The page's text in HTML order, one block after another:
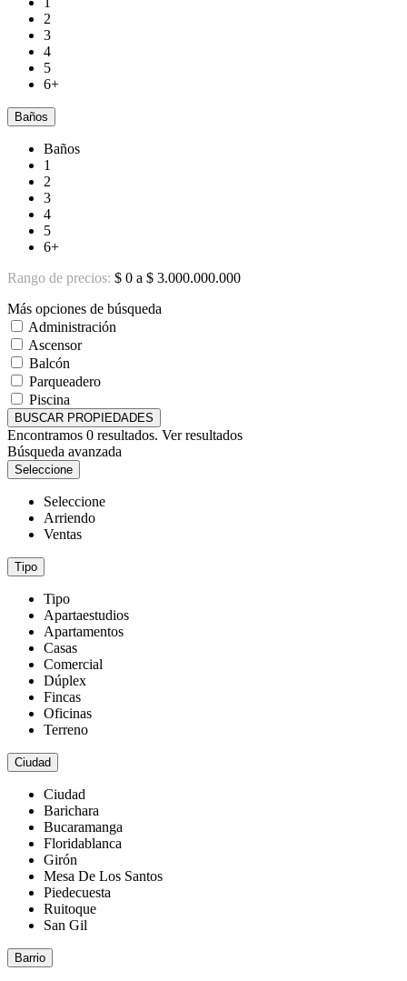
2
3
4
5
6+
Baños
Baños
1
2
3
4
5
6+
Rango de precios: $ 0 a $ 3.000.000.000
Más opciones de búsqueda
Administración
Ascensor
Balcón
Parqueadero
Piscina
BUSCAR PROPIEDADES
Encontramos 0 resultados. Ver resultados
Búsqueda avanzada
Seleccione
Seleccione
Arriendo
Ventas
Tipo
Tipo
Apartaestudios
Apartamentos
Casas
Comercial
Dúplex
Fincas
Oficinas
Terreno
Ciudad
Ciudad
Barichara
Bucaramanga
Floridablanca
Girón
Mesa De Los Santos
Piedecuesta
Ruitoque
San Gil
Barrio